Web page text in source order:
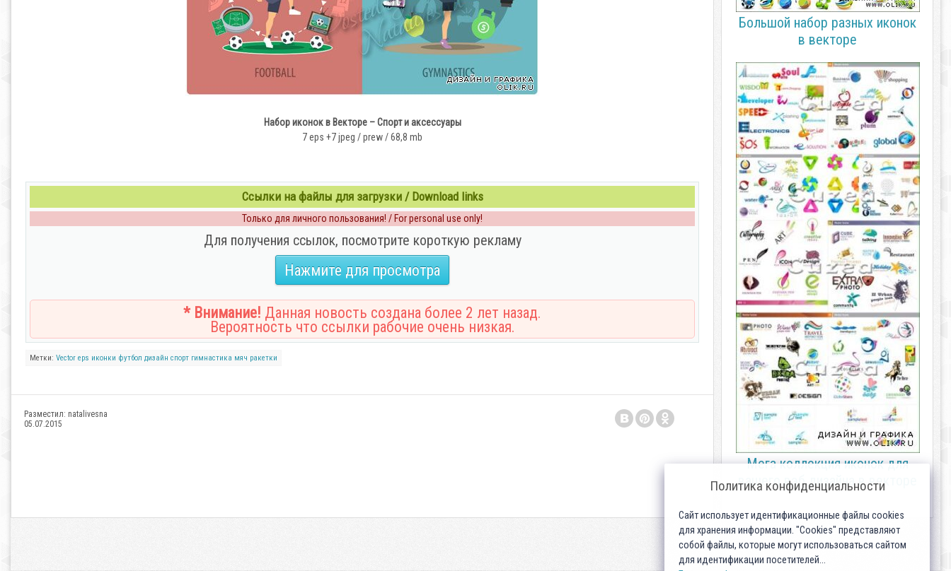
Набор иконок в Векторе – Спорт и аксессуары
7 eps +7 jpeg / prew / 68,8 mb
Ссылки на файлы для загрузки / Download links
Только для личного пользования! / For personal use only!
Для получения ссылок, посмотрите короткую рекламу
Нажмите для просмотра
* Внимание! Данная новость создана более 2 лет назад.
Вероятность что ссылки рабочие очень низкая.
Метки: Vector eps иконки футбол дизайн спорт гимнастика мяч ракетки
Разместил: natalivesna
05.07.2015
Большой набор разных иконок
в векторе
Мега коллекция иконок для
вашего вэб дизайна в векторе
Политика конфиденциальности
Сайт использует идентификационные файлы cookies
для хранения информации. "Cookies" представляют
собой файлы, которые могут использоваться сайтом
для идентификации посетителей...